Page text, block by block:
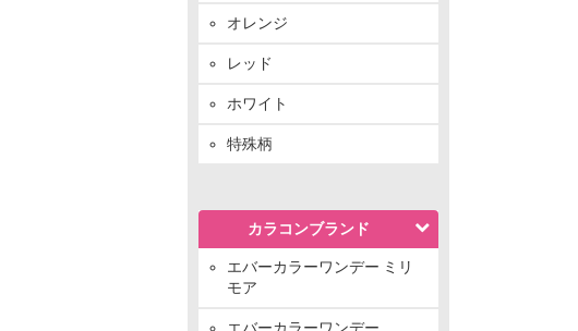
オレンジ
レッド
ホワイト
特殊柄
カラコンブランド
エバーカラーワンデー ミリ
モア
エバーカラーワンデー